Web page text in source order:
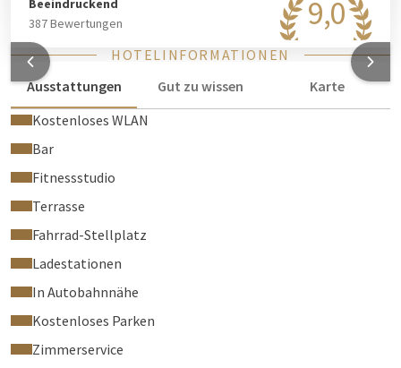
9,0
Beeindruckend
387 Bewertungen
HOTELINFORMATIONEN
Ausstattungen
Gut zu wissen
Karte
Kostenloses WLAN
Bar
Fitnessstudio
Terrasse
Fahrrad-Stellplatz
Ladestationen
In Autobahnnähe
Kostenloses Parken
Zimmerservice